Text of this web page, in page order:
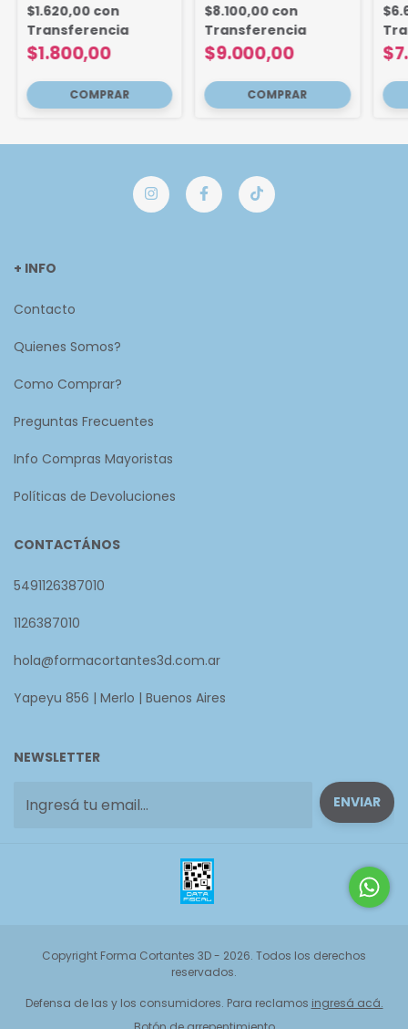
$1.800,00
$1.620,00 con
Transferencia
$9.000,00
$8.100,00 con
Transferencia
+ INFO
Contacto
Quienes Somos?
Como Comprar?
Preguntas Frecuentes
Info Compras Mayoristas
Políticas de Devoluciones
CONTACTÁNOS
5491126387010
1126387010
hola@formacortantes3d.com.ar
Yapeyu 856 | Merlo | Buenos Aires
NEWSLETTER
Copyright Forma Cortantes 3D - 2026. Todos los derechos
reservados.
Defensa de las y los consumidores. Para reclamos ingresá acá.